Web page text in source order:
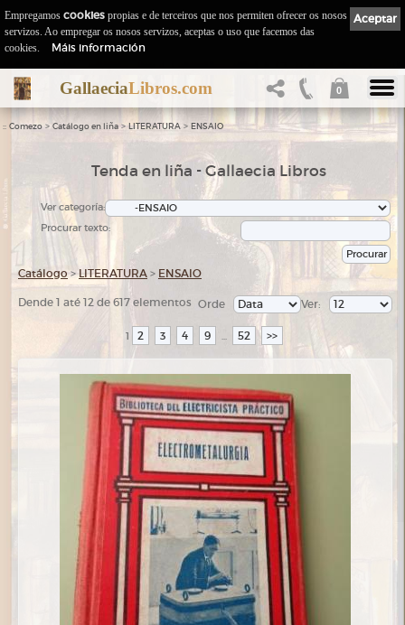
GallaeciaLibros.com 0
:: Comezo > Catálogo en liña > LITERATURA > ENSAIO
Tenda en liña - Gallaecia Libros
Ver categoría:
Procurar texto:
Catálogo >LITERATURA > ENSAIO
Dende 1 até 12 de 617 elementos Ver:
Orde
1 2 3 4 9 ... 52 >>
Aceptar
Empregamos cookies propias e de terceiros que nos permiten ofrecer os nosos
servizos. Ao empregar os nosos servizos, aceptas o uso que facemos das
cookies.
Máis información